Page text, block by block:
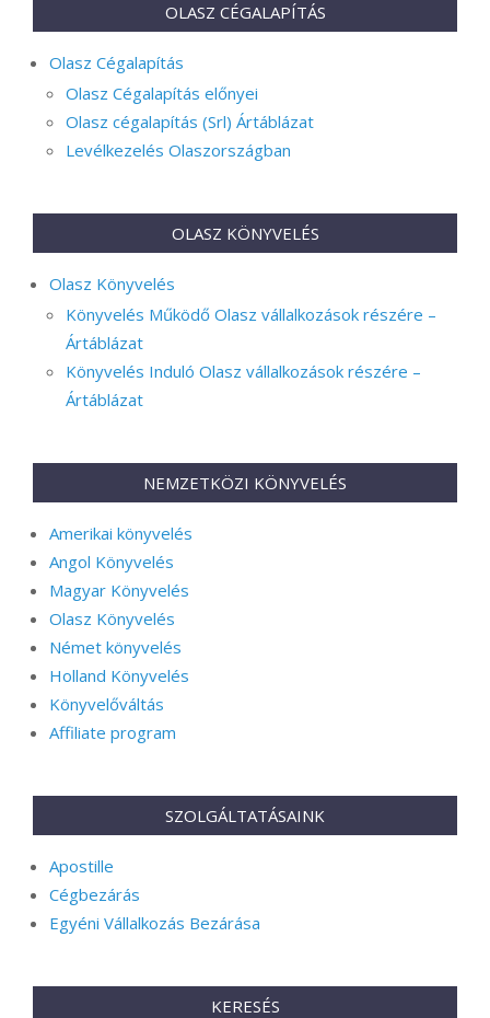
OLASZ CÉGALAPÍTÁS
Olasz Cégalapítás
Olasz Cégalapítás előnyei
Olasz cégalapítás (Srl) Ártáblázat
Levélkezelés Olaszországban
OLASZ KÖNYVELÉS
Olasz Könyvelés
Könyvelés Működő Olasz vállalkozások részére –
Ártáblázat
Könyvelés Induló Olasz vállalkozások részére –
Ártáblázat
NEMZETKÖZI KÖNYVELÉS
Amerikai könyvelés
Angol Könyvelés
Magyar Könyvelés
Olasz Könyvelés
Német könyvelés
Holland Könyvelés
Könyvelőváltás
Affiliate program
SZOLGÁLTATÁSAINK
Apostille
Cégbezárás
Egyéni Vállalkozás Bezárása
KERESÉS